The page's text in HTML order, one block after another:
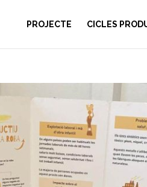
PROJECTE CICLES